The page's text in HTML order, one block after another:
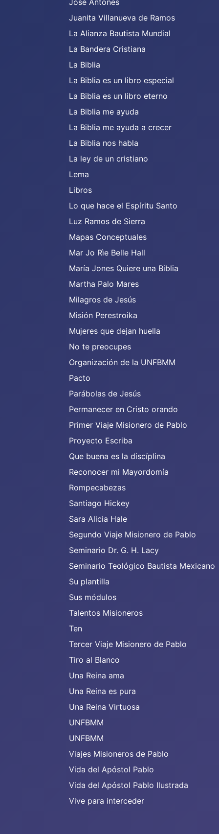
José Antones
Juanita Villanueva de Ramos
La Alianza Bautista Mundial
La Bandera Cristiana
La Biblia
La Biblia es un libro especial
La Biblia es un libro eterno
La Biblia me ayuda
La Biblia me ayuda a crecer
La Biblia nos habla
La ley de un cristiano
Lema
Libros
Lo que hace el Espíritu Santo
Luz Ramos de Sierra
Mapas Conceptuales
Mar Jo Rìe Belle Hall
María Jones Quiere una Biblia
Martha Palo Mares
Milagros de Jesús
Misión Perestroika
Mujeres que dejan huella
No te preocupes
Organización de la UNFBMM
Pacto
Parábolas de Jesús
Permanecer en Cristo orando
Primer Viaje Misionero de Pablo
Proyecto Escriba
Que buena es la discíplina
Reconocer mi Mayordomía
Rompecabezas
Santiago Hickey
Sara Alicia Hale
Segundo Viaje Misionero de Pablo
Seminario Dr. G. H. Lacy
Seminario Teológico Bautista Mexicano
Su plantilla
Sus módulos
Talentos Misioneros
Ten
Tercer Viaje Misionero de Pablo
Tiro al Blanco
Una Reina ama
Una Reina es pura
Una Reina Virtuosa
UNFBMM
UNFBMM
Viajes Misioneros de Pablo
Vida del Apóstol Pablo
Vida del Apóstol Pablo Ilustrada
Vive para interceder